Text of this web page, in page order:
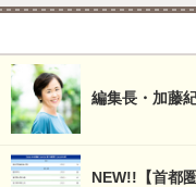
編集長・加藤
NEW!!【首都